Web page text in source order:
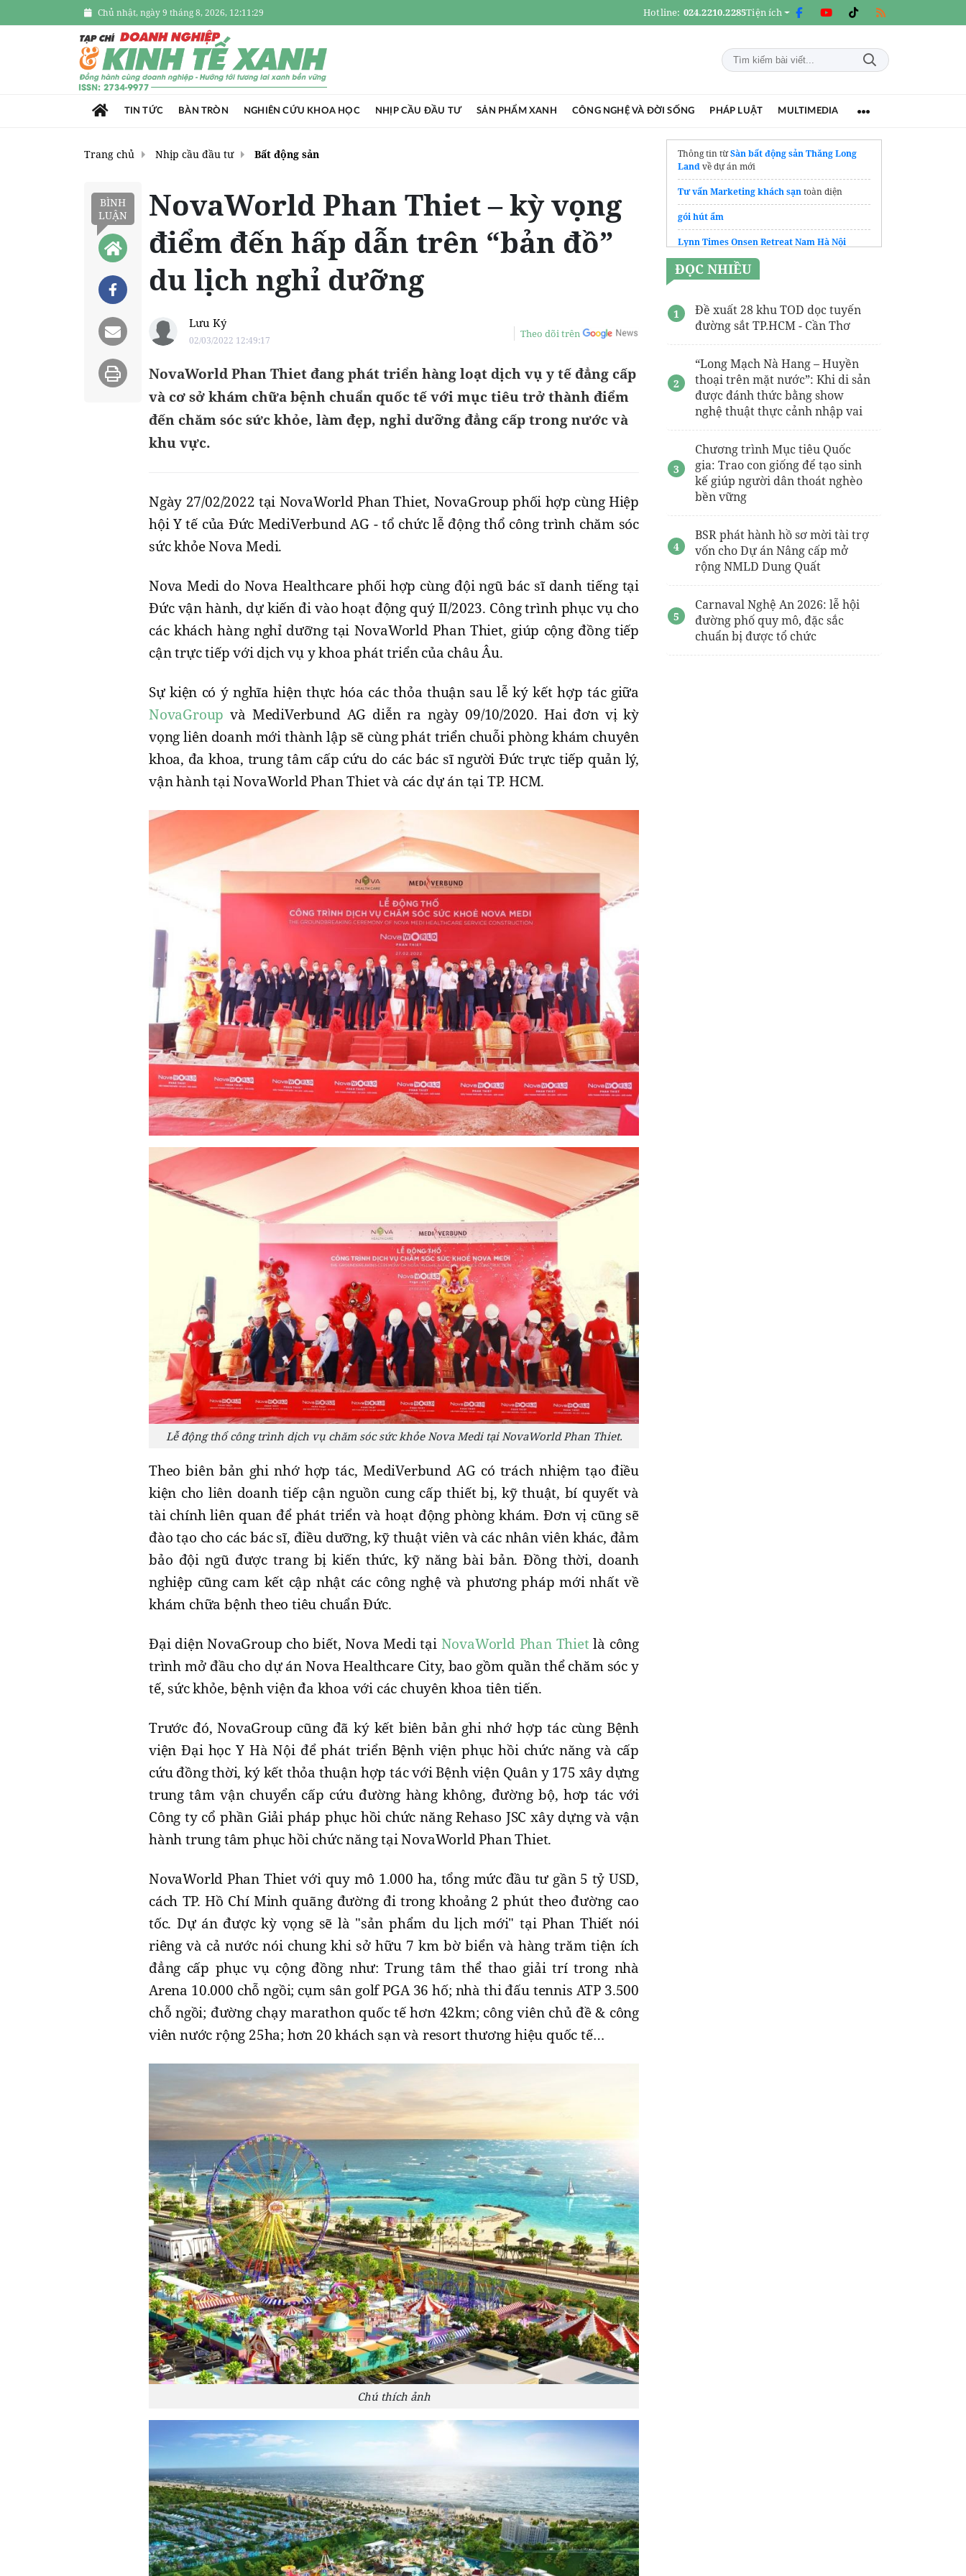
Chủ nhật, ngày 9 tháng 8, 2026, 12:11:31 Hotline: 024.2210.2285Tiện ích
TIN TỨC BÀN TRÒN NGHIÊN CỨU KHOA HỌC NHỊP CẦU ĐẦU TƯ SẢN PHẨM XANH CÔNG NGHỆ VÀ ĐỜI SỐNG PHÁP LUẬT MULTIMEDIA
Trang chủ Nhịp cầu đầu tư Bất động sản
BÌNH
LUẬN
NovaWorld Phan Thiet – kỳ vọng
điểm đến hấp dẫn trên “bản đồ”
du lịch nghỉ dưỡng
Lưu Ký
02/03/2022 12:49:17
Theo dõi trên
NovaWorld Phan Thiet đang phát triển hàng loạt dịch vụ y tế đẳng cấp
và cơ sở khám chữa bệnh chuẩn quốc tế với mục tiêu trở thành điểm
đến chăm sóc sức khỏe, làm đẹp, nghỉ dưỡng đẳng cấp trong nước và
khu vực.
Ngày 27/02/2022 tại NovaWorld Phan Thiet, NovaGroup phối hợp cùng Hiệp
hội Y tế của Đức MediVerbund AG - tổ chức lễ động thổ công trình chăm sóc
sức khỏe Nova Medi.
Nova Medi do Nova Healthcare phối hợp cùng đội ngũ bác sĩ danh tiếng tại
Đức vận hành, dự kiến đi vào hoạt động quý II/2023. Công trình phục vụ cho
các khách hàng nghỉ dưỡng tại NovaWorld Phan Thiet, giúp cộng đồng tiếp
cận trực tiếp với dịch vụ y khoa phát triển của châu Âu.
Sự kiện có ý nghĩa hiện thực hóa các thỏa thuận sau lễ ký kết hợp tác giữa
NovaGroup và MediVerbund AG diễn ra ngày 09/10/2020. Hai đơn vị kỳ
vọng liên doanh mới thành lập sẽ cùng phát triển chuỗi phòng khám chuyên
khoa, đa khoa, trung tâm cấp cứu do các bác sĩ người Đức trực tiếp quản lý,
vận hành tại NovaWorld Phan Thiet và các dự án tại TP. HCM.
Lễ động thổ công trình dịch vụ chăm sóc sức khỏe Nova Medi tại NovaWorld Phan Thiet.
Theo biên bản ghi nhớ hợp tác, MediVerbund AG có trách nhiệm tạo điều
kiện cho liên doanh tiếp cận nguồn cung cấp thiết bị, kỹ thuật, bí quyết và
tài chính liên quan để phát triển và hoạt động phòng khám. Đơn vị cũng sẽ
đào tạo cho các bác sĩ, điều dưỡng, kỹ thuật viên và các nhân viên khác, đảm
bảo đội ngũ được trang bị kiến thức, kỹ năng bài bản. Đồng thời, doanh
nghiệp cũng cam kết cập nhật các công nghệ và phương pháp mới nhất về
khám chữa bệnh theo tiêu chuẩn Đức.
Đại diện NovaGroup cho biết, Nova Medi tại NovaWorld Phan Thietlà công
trình mở đầu cho dự án Nova Healthcare City, bao gồm quần thể chăm sóc y
tế, sức khỏe, bệnh viện đa khoa với các chuyên khoa tiên tiến.
Trước đó, NovaGroup cũng đã ký kết biên bản ghi nhớ hợp tác cùng Bệnh
viện Đại học Y Hà Nội để phát triển Bệnh viện phục hồi chức năng và cấp
cứu đồng thời, ký kết thỏa thuận hợp tác với Bệnh viện Quân y 175 xây dựng
trung tâm vận chuyển cấp cứu đường hàng không, đường bộ, hơp tác với
Công ty cổ phần Giải pháp phục hồi chức năng Rehaso JSC xây dựng và vận
hành trung tâm phục hồi chức năng tại NovaWorld Phan Thiet.
NovaWorld Phan Thiet với quy mô 1.000 ha, tổng mức đầu tư gần 5 tỷ USD,
cách TP. Hồ Chí Minh quãng đường đi trong khoảng 2 phút theo đường cao
tốc. Dự án được kỳ vọng sẽ là "sản phẩm du lịch mới" tại Phan Thiết nói
riêng và cả nước nói chung khi sở hữu 7 km bờ biển và hàng trăm tiện ích
đẳng cấp phục vụ cộng đồng như: Trung tâm thể thao giải trí trong nhà
Arena 10.000 chỗ ngồi; cụm sân golf PGA 36 hố; nhà thi đấu tennis ATP 3.500
chỗ ngồi; đường chạy marathon quốc tế hơn 42km; công viên chủ đề & công
viên nước rộng 25ha; hơn 20 khách sạn và resort thương hiệu quốc tế…
Chú thích ảnh
Thông tin từSàn bất động sản Thăng Long
Landvề dự án mới
Tư vấn Marketing khách sạntoàn diện
gói hút ẩm
Lynn Times Onsen Retreat Nam Hà Nội
khách sạn sài gòn
Khám PháTiện Ích Nghỉ Dưỡng 5 Sao
vinhomes làng vân đà nẵng
ĐỌC NHIỀU
Đề xuất 28 khu TOD dọc tuyến
đường sắt TP.HCM - Cần Thơ
“Long Mạch Nà Hang – Huyền
thoại trên mặt nước”: Khi di sản
được đánh thức bằng show
nghệ thuật thực cảnh nhập vai
Chương trình Mục tiêu Quốc
gia: Trao con giống để tạo sinh
kế giúp người dân thoát nghèo
bền vững
BSR phát hành hồ sơ mời tài trợ
vốn cho Dự án Nâng cấp mở
rộng NMLD Dung Quất
Carnaval Nghệ An 2026: lễ hội
đường phố quy mô, đặc sắc
chuẩn bị được tổ chức